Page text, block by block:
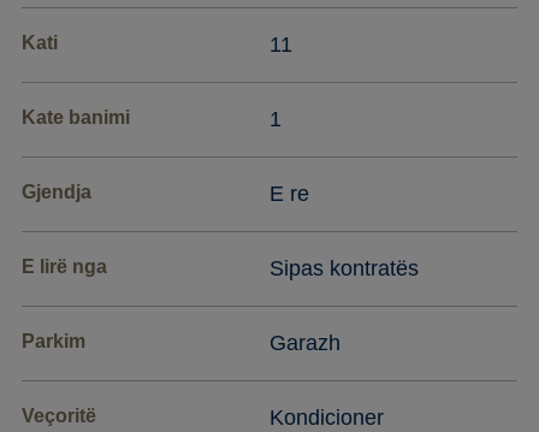
Kati 11
Kate banimi 1
Gjendja E re
E lirë nga Sipas kontratës
Parkim Garazh
Veçoritë Kondicioner